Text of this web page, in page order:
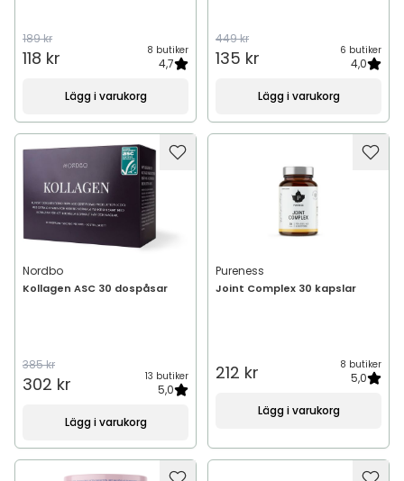
189 kr
118 kr 8 butiker
4,7
Lägg i varukorg
449 kr
135 kr 6 butiker
4,0
Lägg i varukorg
Nordbo
Kollagen ASC 30 dospåsar
385 kr
302 kr 13 butiker
5,0
Lägg i varukorg
Pureness
Joint Complex 30 kapslar
212 kr 8 butiker
5,0
Lägg i varukorg